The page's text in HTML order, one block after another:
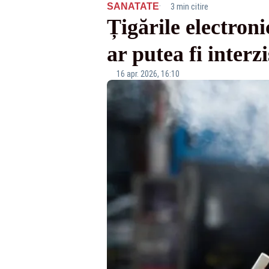
SANATATE· 3 min citire
Țigările
ar putea fi
16 apr. 2026, 16:10